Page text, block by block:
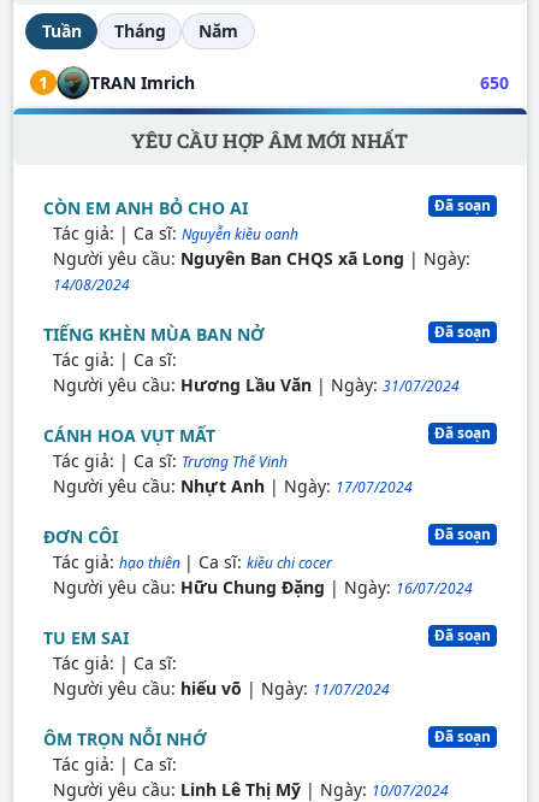
Tuần Tháng Năm
1 TRAN Imrich 650
YÊU CẦU HỢP ÂM MỚI NHẤT
CÒN EM ANH BỎ CHO AI Đã soạn
Tác giả: | Ca sĩ: Nguyễn kiều oanh
Người yêu cầu: Nguyên Ban CHQS xã Long | Ngày:
14/08/2024
TIẾNG KHÈN MÙA BAN NỞ Đã soạn
Tác giả: | Ca sĩ:
Người yêu cầu: Hương Lầu Văn| Ngày: 31/07/2024
CÁNH HOA VỤT MẤT Đã soạn
Tác giả: | Ca sĩ: Trương Thế Vinh
Người yêu cầu: Nhựt Anh| Ngày: 17/07/2024
ĐƠN CÔI Đã soạn
Tác giả: hạo thiên | Ca sĩ: kiều chi cocer
Người yêu cầu: Hữu Chung Đặng | Ngày: 16/07/2024
TU EM SAI Đã soạn
Tác giả: | Ca sĩ:
Người yêu cầu: hiếu võ | Ngày: 11/07/2024
ÔM TRỌN NỖI NHỚ Đã soạn
Tác giả: | Ca sĩ:
Người yêu cầu: Linh Lê Thị Mỹ| Ngày: 10/07/2024